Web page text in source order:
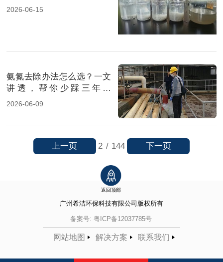
2026-06-15
氨氮去除办法怎么选？一文
讲透，帮你少踩三年坑
（图）
2026-06-09
2 / 144
上一页 下一页
返回顶部
广州希洁环保科技有限公司 版权所有
备案号: 粤ICP备12037785号
网站地图 解决方案 联系我们